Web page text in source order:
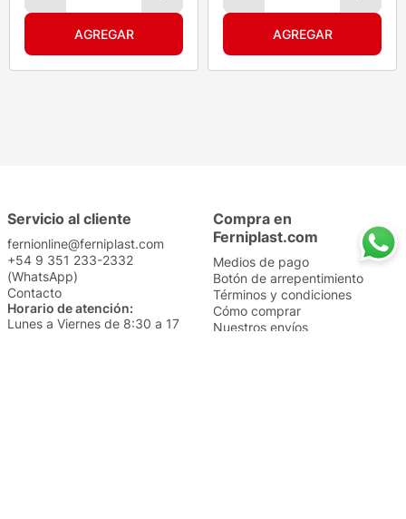
Servicio al cliente
fernionline@ferniplast.com
+54 9 351 233-2332
(WhatsApp)
Contacto
Horario de atención:
Lunes a Viernes de 8:30 a 17
Compra en
Ferniplast.com
Medios de pago
Botón de arrepentimiento
Términos y condiciones
Cómo comprar
Nuestros envíos